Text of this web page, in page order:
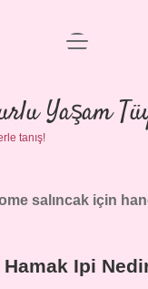
Anasayfa
Gizlilik Politikası
Yasal Uyarı
menüyü
Yaşam
tanış!
salıncak için
Hamak Ipi